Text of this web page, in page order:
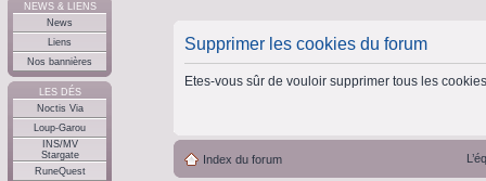
NEWS & LIENS
News
Liens
Nos bannières
LES DÉS
Noctis Via
Loup-Garou
INS/MV
Stargate
RuneQuest
Supprimer les cookies du forum
Etes-vous sûr de vouloir supprimer tous les
Index du forum